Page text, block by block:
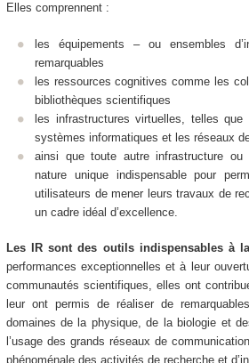
Elles comprennent :
les équipements – ou ensembles
remarquables
les ressources cognitives comme les
bibliothèques scientifiques
les infrastructures virtuelles, telles
systèmes informatiques et les réseaux
ainsi que toute autre infrastructure ou
nature unique indispensable pour
utilisateurs de mener leurs travaux de
un cadre idéal d’excellence.
Les IR sont des outils indispensables à
performances exceptionnelles et à leur
communautés scientifiques, elles ont
leur ont permis de réaliser de
domaines de la physique, de la biologie et
l’usage des grands réseaux de
phénoménale des activités de recherche et